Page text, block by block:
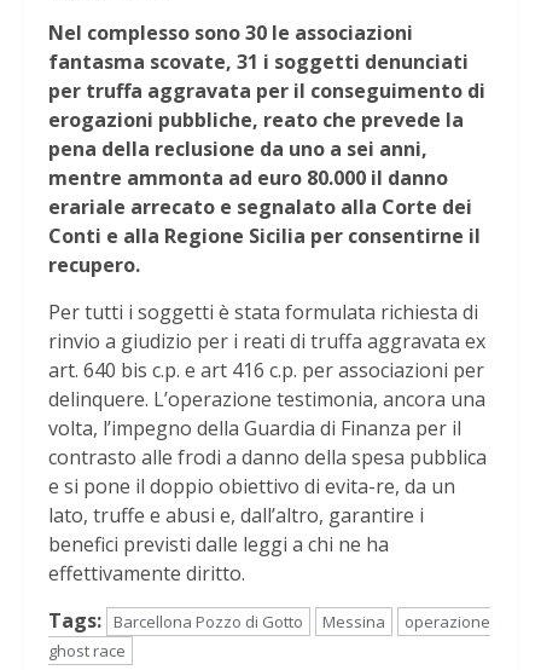
Nel complesso sono 30 le associazioni
fantasma scovate, 31 i soggetti denunciati
per truffa aggravata per il conseguimento di
erogazioni pubbliche, reato che prevede la
pena della reclusione da uno a sei anni,
mentre ammonta ad euro 80.000 il danno
erariale arrecato e segnalato alla Corte dei
Conti e alla Regione Sicilia per consentirne il
recupero.
Per tutti i soggetti è stata formulata richiesta di
rinvio a giudizio per i reati di truffa aggravata ex
art. 640 bis c.p. e art 416 c.p. per associazioni per
delinquere. L’operazione testimonia, ancora una
volta, l’impegno della Guardia di Finanza per il
contrasto alle frodi a danno della spesa pubblica
e si pone il doppio obiettivo di evita-re, da un
lato, truffe e abusi e, dall’altro, garantire i
benefici previsti dalle leggi a chi ne ha
effettivamente diritto.
Tags:
Barcellona Pozzo di Gotto Messina
operazione
ghost race